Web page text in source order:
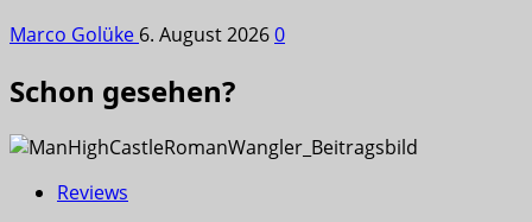
Marco Golüke 6. August 20260
Schon gesehen?
Reviews